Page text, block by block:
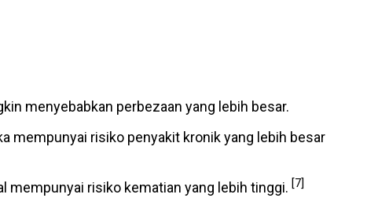
menyebabkan perbezaan yang lebih besar.
mempunyai risiko penyakit kronik yang lebih besar
mempunyai risiko kematian yang lebih tinggi. [7]